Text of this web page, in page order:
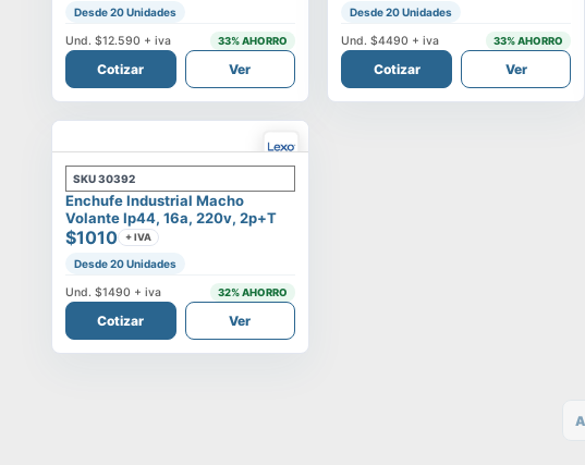
Desde 20 Unidades
Und.$12.590 + iva 33% AHORRO
Cotizar Ver
Desde 20 Unidades
Und.$4490 + iva 33% AHORRO
Cotizar Ver
SKU30392
Enchufe Industrial Macho
Volante Ip44, 16a, 220v, 2p+t
$1010 + IVA
Desde 20 Unidades
Und.$1490 + iva 32% AHORRO
Cotizar Ver